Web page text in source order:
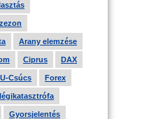
Arany elemzése
Ciprus DAX
Csúcs Forex
Gyorsjelentés